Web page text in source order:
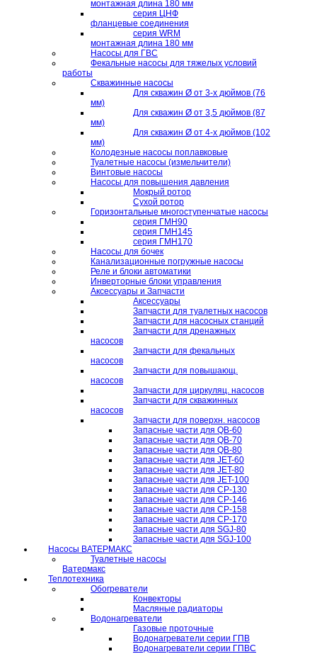
монтажная длина 180 мм
серия ЦНФ
фланцевые соединения
серия WRM
монтажная длина 180 мм
Насосы для ГВС
Фекальные насосы для тяжелых условий
работы
Скважинные насосы
Для скважин Ø от 3-х дюймов (76
мм)
Для скважин Ø от 3,5 дюймов (87
мм)
Для скважин Ø от 4-х дюймов (102
мм)
Колодезные насосы поплавковые
Туалетные насосы (измельчители)
Винтовые насосы
Насосы для повышения давления
Мокрый ротор
Сухой ротор
Горизонтальные многоступенчатые насосы
серия ГМН90
серия ГМН145
серия ГМН170
Насосы для бочек
Канализационные погружные насосы
Реле и блоки автоматики
Инверторные блоки управления
Аксессуары и Запчасти
Аксессуары
Запчасти для туалетных насосов
Запчасти для насосных станций
Запчасти для дренажных
насосов
Запчасти для фекальных
насосов
Запчасти для повышающ.
насосов
Запчасти для циркуляц. насосов
Запчасти для скважинных
насосов
Запчасти для поверхн. насосов
Запасные части для QB-60
Запасные части для QB-70
Запасные части для QB-80
Запасные части для JET-60
Запасные части для JET-80
Запасные части для JET-100
Запасные части для CP-130
Запасные части для CP-146
Запасные части для CP-158
Запасные части для CP-170
Запасные части для SGJ-80
Запасные части для SGJ-100
Насосы ВАТЕРМАКС
Туалетные насосы
Ватермакс
Теплотехника
Обогреватели
Конвекторы
Масляные радиаторы
Водонагреватели
Газовые проточные
Водонагреватели серии ГПВ
Водонагреватели серии ГПВС